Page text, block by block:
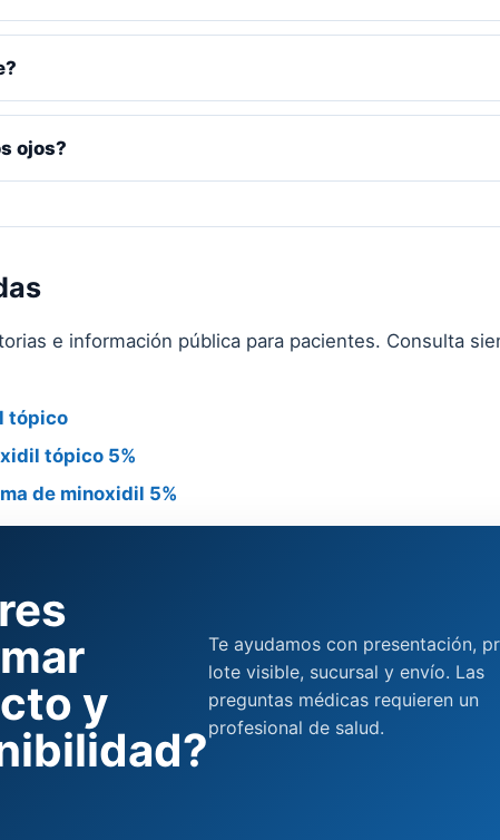
ojos?
e información pública para pacientes. Consulta
tópico
tópico 5%
de minoxidil 5%
y
Te ayudamos con presentación,
lote visible, sucursal y envío. Las
preguntas médicas requieren un
profesional de salud.